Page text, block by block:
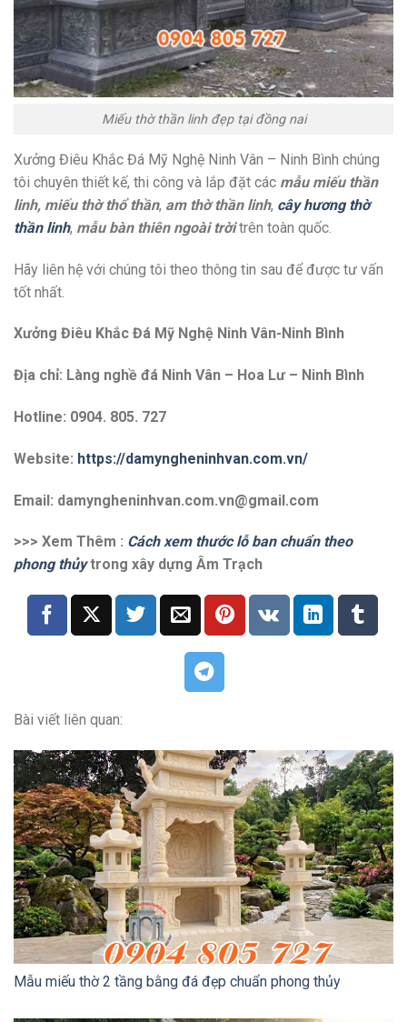
Miếu thờ thần linh đẹp tại đồng nai
Xưởng Điêu Khắc Đá Mỹ Nghệ Ninh Vân – Ninh Bình chúng
tôi chuyên thiết kế, thi công và lắp đặt các mẫu miếu thần
linh, miếu thờ thổ thần, am thờ thần linh, cây hương thờ
thần linh, mẫu bàn thiên ngoài trờitrên toàn quốc.
Hãy liên hệ với chúng tôi theo thông tin sau để được tư vấn
tốt nhất.
Xưởng Điêu Khắc Đá Mỹ Nghệ Ninh Vân-Ninh Bình
Địa chỉ: Làng nghề đá Ninh Vân – Hoa Lư – Ninh Bình
Hotline: 0904. 805. 727
Website: https://damyngheninhvan.com.vn/
Email: damyngheninhvan.com.vn@gmail.com
>>> Xem Thêm : Cách xem thước lỗ ban chuẩn theo
phong thủy trong xây dựng Âm Trạch
Bài viết liên quan:
Mẫu miếu thờ 2 tầng bằng đá đẹp chuẩn phong thủy